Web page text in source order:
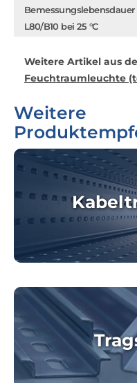
Bemessungslebensdauer
L80/B10 bei 25 °C
Weitere Artikel aus
Feuchtraumleuchte
Weitere